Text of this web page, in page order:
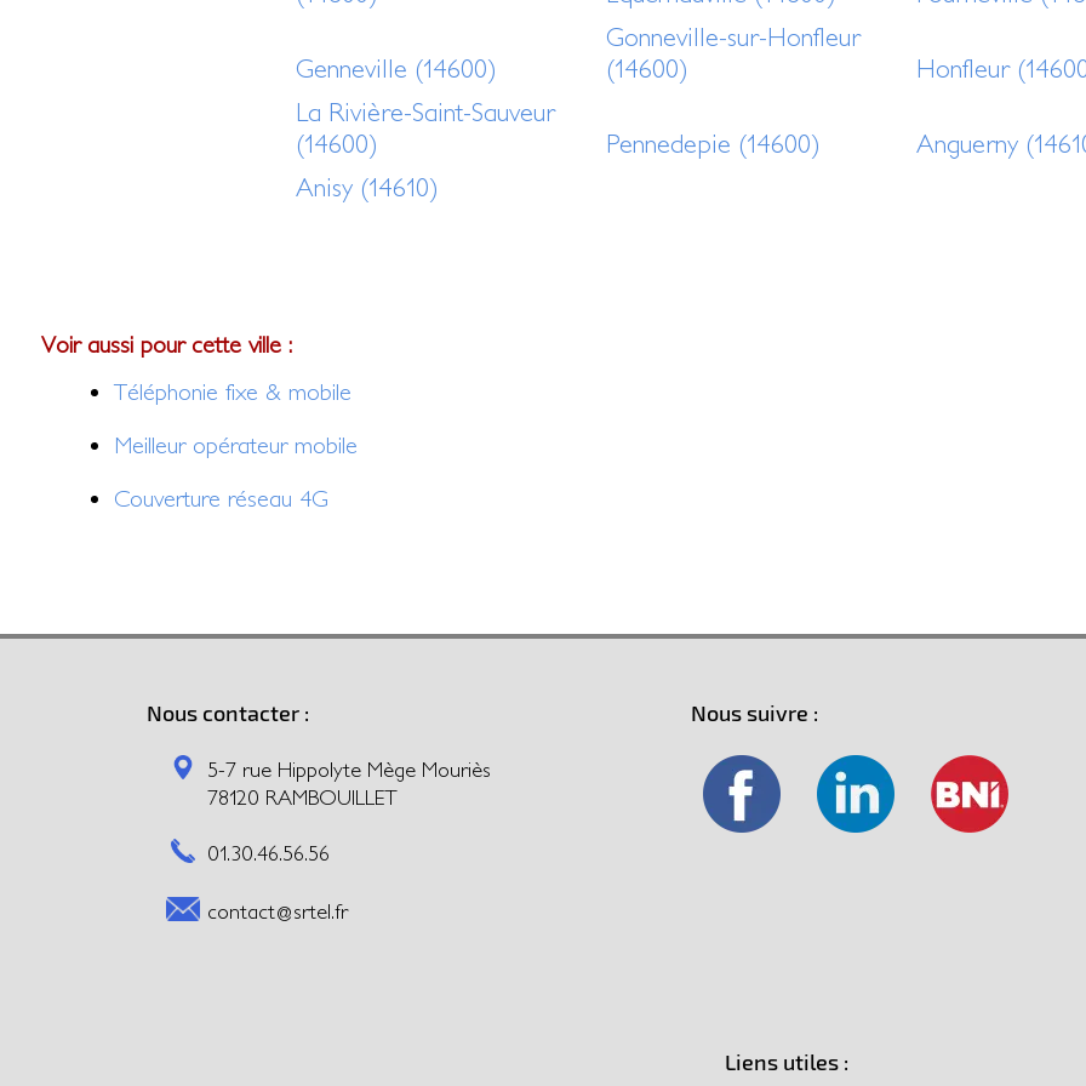
Genneville (14600)
Gonneville-sur-Honfleur
(14600)
Honfleur
La Rivière-Saint-Sauveur
(14600)
Pennedepie (14600)
Anguerny
Anisy (14610)
Voir aussi pour cette ville :
Téléphonie fixe & mobile
Meilleur opérateur mobile
Couverture réseau 4G
Nous contacter :
5-7 rue Hippolyte Mège Mouriès
78120 RAMBOUILLET
01.30.46.56.56
contact@srtel.fr
Nous suivre :
Liens utiles :